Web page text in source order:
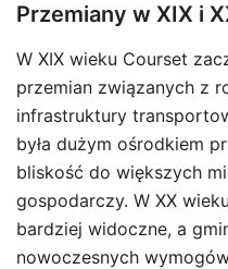
Przemiany w XIX i
W XIX wieku Courset
przemian związanych z
infrastruktury
była dużym ośrodkiem
bliskość do większych
gospodarczy. W XX
bardziej widoczne, a
nowoczesnych